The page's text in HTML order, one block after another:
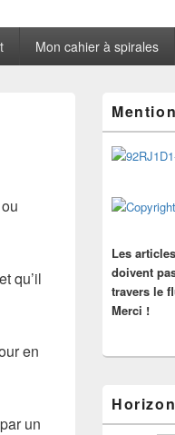
Mon cahier à spirales
qu’il
en
un
principale
de
widget
pour
barre
latérale
Les
doivent
travers le
Merci !